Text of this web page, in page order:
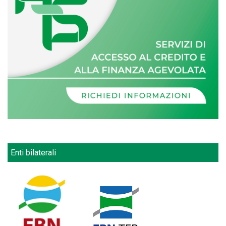
Enti bilaterali